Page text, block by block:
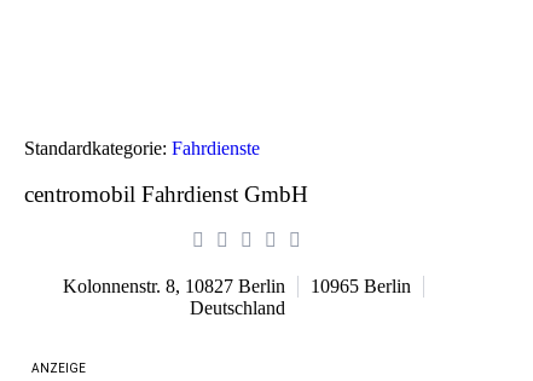
Standardkategorie: Fahrdienste
centromobil Fahrdienst GmbH
Kolonnenstr. 8, 10827 Berlin 10965 Berlin
Deutschland
ANZEIGE